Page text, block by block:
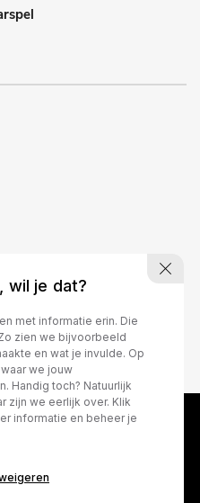
wil je dat?
met informatie erin. Die
zien we bijvoorbeeld
en wat je invulde. Op
we jouw
Handig toch? Natuurlijk
zijn we eerlijk over. Klik
informatie en beheer je